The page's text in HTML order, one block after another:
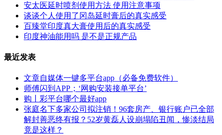
安太医延时喷剂使用方法 使用注意事项
谈谈个人使用了冈岛延时膏后的真实感受
百臻堂印度真大膏使用后的真实感受
印度神油能用吗 是不是正规产品
最近发表
文章自媒体一键多平台app（必备免费软件）
师傅闪到APP；‘网购安装接单平台’
购丨彩平台哪个最好app
张庭名下多家公司拟注销！96套房产、银行账户已全部
解封善恶终有报？52岁黄磊人设崩塌陷丑闻，惨淡结局
竟是这样？